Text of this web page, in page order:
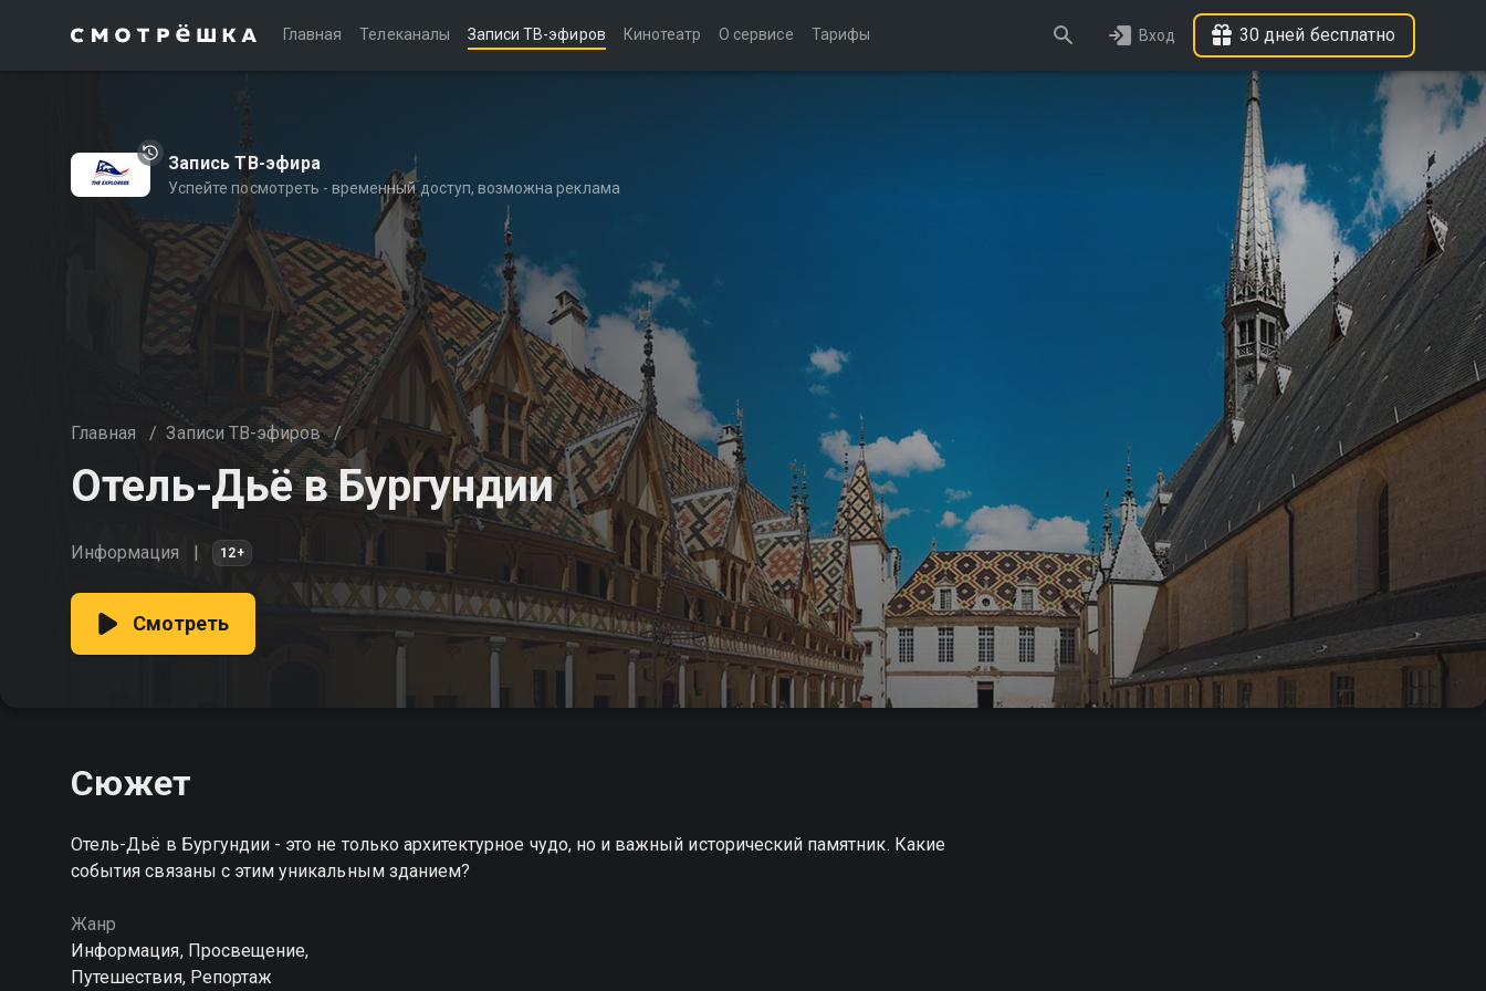
Главная Телеканалы Записи ТВ-эфиров Кинотеатр О сервисе Тарифы Вход 30 дней бесплатно
Запись ТВ-эфира
Успейте посмотреть - временный доступ, возможна реклама
Главная / Записи ТВ-эфиров /
Отель-Дьё в Бургундии
Информация 12+
Смотреть
Сюжет
Отель-Дьё в Бургундии - это не только архитектурное чудо, но и важный исторический памятник. Какие
события связаны с этим уникальным зданием?
Жанр
Информация, Просвещение,
Путешествия, Репортаж